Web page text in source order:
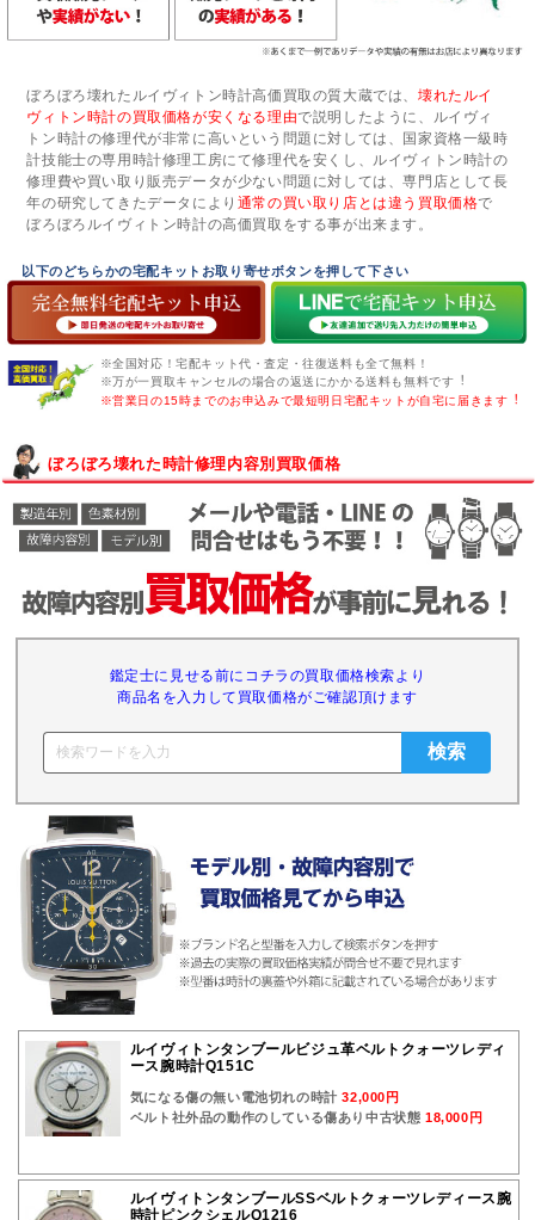
ぼろぼろ壊れたルイヴィトン時計高価買取の質大蔵では、壊れたルイ
ヴィトン時計の買取価格が安くなる理由で説明したように、ルイヴィ
トン時計の修理代が非常に高いという問題に対しては、国家資格一級時
計技能士の専用時計修理工房にて修理代を安くし、ルイヴィトン時計の
修理費や買い取り販売データが少ない問題に対しては、専門店として長
年の研究してきたデータにより 通常の買い取り店とは違う買取価格で
ぼろぼろルイヴィトン時計の高価買取をする事が出来ます。
以下のどちらかの宅配キットお取り寄せボタンを押して下さい
※全国対応！宅配キット代・査定・往復送料も全て無料！
※万が一買取キャンセルの場合の返送にかかる送料も無料です︕
※営業日の15時までのお申込みで最短明日宅配キットが自宅に届きます︕
ぼろぼろ壊れた時計修理内容別買取価格
鑑定士に見せる前にコチラの買取価格検索より
商品名を入力して買取価格がご確認頂けます
ルイヴィトンタンブールビジュ革ベルトクォーツレディ
ース腕時計Q151C
気になる傷の無い電池切れの時計32,000円
ベルト社外品の動作のしている傷あり中古状態18,000円
ルイヴィトンタンブールSSベルトクォーツレディース腕
時計ピンクシェルQ1216